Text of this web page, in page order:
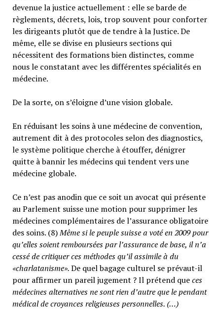
devenue la justice actuellement : elle se barde de
règlements, décrets, lois, trop souvent pour conforter
les dirigeants plutôt que de tendre à la Justice. De
même, elle se divise en plusieurs sections qui
nécessitent des formations bien distinctes, comme
nous le constatant avec les différentes spécialités en
médecine.
De la sorte, on s’éloigne d’une vision globale.
En réduisant les soins à une médecine de convention,
autrement dit à des protocoles selon des diagnostics,
le système politique cherche à étouffer, dénigrer
quitte à bannir les médecins qui tendent vers une
médecine globale.
Ce n’est pas anodin que ce soit un avocat qui présente
au Parlement suisse une motion pour supprimer les
médecines complémentaires de l’assurance obligatoire
des soins. (8)Même si le peuple suisse a voté en 2009 pour
qu’elles soient remboursées par l’assurance de base, il n’a
cessé de critiquer ces méthodes qu’il assimile à du
«charlatanisme».De quel bagage culturel se prévaut-il
pour affirmer un pareil jugement ? Il prétend queces
médecines alternatives ne sont rien d’autre que le pendant
médical de croyances religieuses personnelles. (…)